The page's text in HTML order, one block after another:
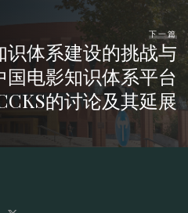
下一篇
识体系建设的挑战与
电影知识体系平台
的讨论及其延展